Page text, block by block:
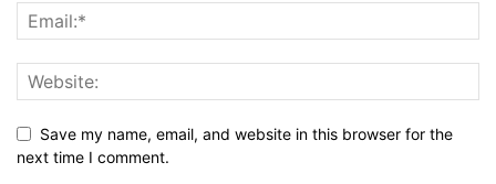
Save my name, email, and website in this browser for the
next time I comment.